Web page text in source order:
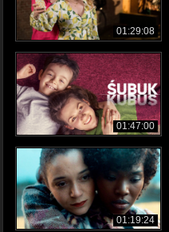
01:29:08
01:47:00
01:19:24